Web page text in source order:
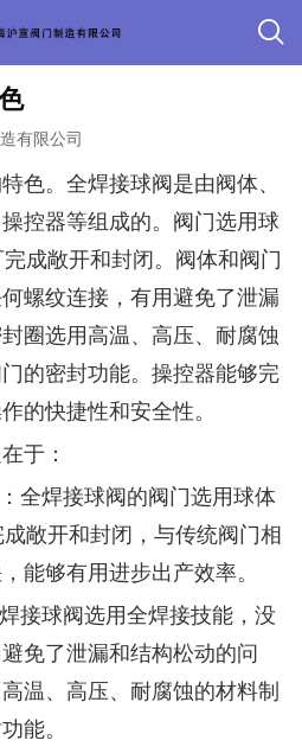
有限公司
。全焊接球阀是由阀体、
控器等组成的。阀门选用球
成敞开和封闭。阀体和阀门
螺纹连接，有用避免了泄漏
圈选用高温、高压、耐腐蚀
的密封功能。操控器能够完
的快捷性和安全性。
于：
焊接球阀的阀门选用球体
敞开和封闭，与传统阀门相
能够有用进步出产效率。
球阀选用全焊接技能，没
免了泄漏和结构松动的问
温、高压、耐腐蚀的材料制
能。